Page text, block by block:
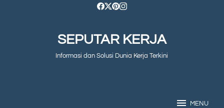
SEPUTAR KERJA
Informasi dan Solusi Dunia Kerja Terkini
MENU